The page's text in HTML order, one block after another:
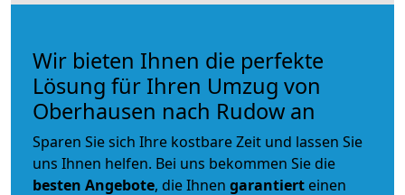
Wir bieten Ihnen die perfekte
Lösung für Ihren Umzug von
Oberhausen nach Rudow an
Sparen Sie sich Ihre kostbare Zeit und lassen Sie
uns Ihnen helfen. Bei uns bekommen Sie die
besten Angebote, die Ihnen garantiert einen